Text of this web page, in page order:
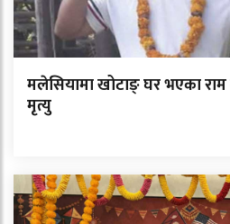
मलेसियामा खोटाङ् घर भएका राम
मृत्यु